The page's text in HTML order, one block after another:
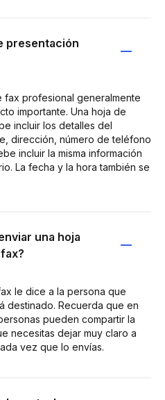
presentación
fax profesional generalmente
importante. Una hoja de
incluir los detalles del
dirección, número de teléfono
incluir la misma información
La fecha y la hora también se
una hoja
le dice a la persona que
destinado. Recuerda que en
pueden compartir la
necesitas dejar muy claro a
vez que lo envías.